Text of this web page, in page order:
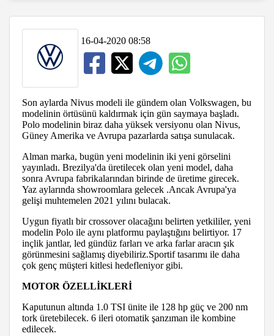
16-04-2020 08:58
Son aylarda Nivus modeli ile gündem olan Volkswagen, bu
modelinin örtüsünü kaldırmak için gün saymaya başladı.
Polo modelinin biraz daha yüksek versiyonu olan Nivus,
Güney Amerika ve Avrupa pazarlarda satışa sunulacak.
Alman marka, bugün yeni modelinin iki yeni görselini
yayınladı. Brezilya'da üretilecek olan yeni model, daha
sonra Avrupa fabrikalarından birinde de üretime girecek.
Yaz aylarında showroomlara gelecek .Ancak Avrupa'ya
gelişi muhtemelen 2021 yılını bulacak.
Uygun fiyatlı bir crossover olacağını belirten yetkililer, yeni
modelin Polo ile aynı platformu paylaştığını belirtiyor. 17
inçlik jantlar, led gündüz farları ve arka farlar aracın şık
görünmesini sağlamış diyebiliriz.Sportif tasarımı ile daha
çok genç müşteri kitlesi hedefleniyor gibi.
MOTOR ÖZELLİKLERİ
Kaputunun altında 1.0 TSI ünite ile 128 hp güç ve 200 nm
tork üretebilecek. 6 ileri otomatik şanzıman ile kombine
edilecek.